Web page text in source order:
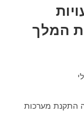
המלך
התקנת מערכות